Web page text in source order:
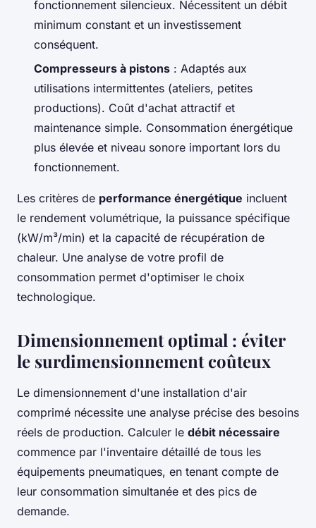
fonctionnement silencieux. Nécessitent un débit
minimum constant et un investissement
conséquent.
Compresseurs à pistons : Adaptés aux
utilisations intermittentes (ateliers, petites
productions). Coût d'achat attractif et
maintenance simple. Consommation énergétique
plus élevée et niveau sonore important lors du
fonctionnement.
Les critères de performance énergétique incluent
le rendement volumétrique, la puissance spécifique
(kW/m³/min) et la capacité de récupération de
chaleur. Une analyse de votre profil de
consommation permet d'optimiser le choix
technologique.
Dimensionnement optimal : éviter
le surdimensionnement coûteux
Le dimensionnement d'une installation d'air
comprimé nécessite une analyse précise des besoins
réels de production. Calculer le débit nécessaire
commence par l'inventaire détaillé de tous les
équipements pneumatiques, en tenant compte de
leur consommation simultanée et des pics de
demande.